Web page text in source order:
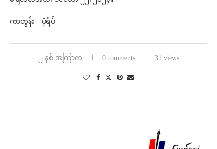
ကာတွန်း – ပုံရိပ်
၂ နှစ် အကြာက 0 comments 31 views